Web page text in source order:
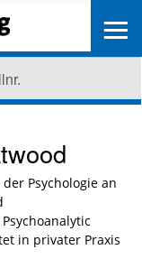
Psychologie an
in privater Praxis
≡